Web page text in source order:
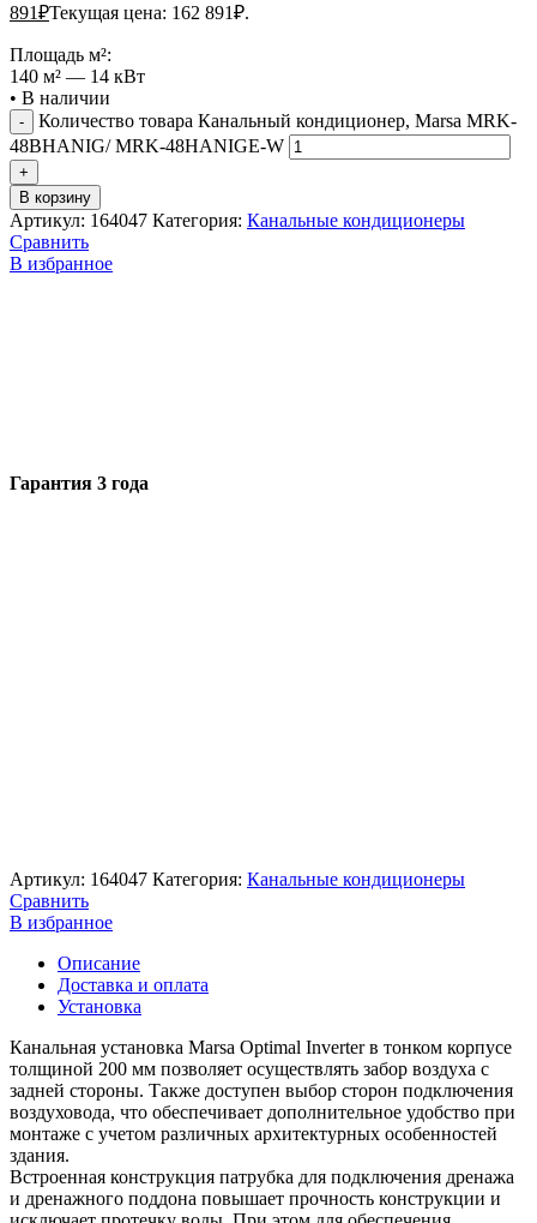
891₽Текущая цена: 162 891₽.
Площадь м²:
140 м² — 14 кВт
• В наличии
Количество товара Канальный кондиционер, Marsa MRK-
48BHANIG/ MRK-48HANIGE-W
В корзину
Артикул: 164047 Категория: Канальные кондиционеры
Сравнить
В избранное
Гарантия 3 года
Артикул: 164047 Категория: Канальные кондиционеры
Сравнить
В избранное
Описание
Доставка и оплата
Установка
Канальная установка Marsa Optimal Inverter в тонком корпусе
толщиной 200 мм позволяет осуществлять забор воздуха с
задней стороны. Также доступен выбор сторон подключения
воздуховода, что обеспечивает дополнительное удобство при
монтаже с учетом различных архитектурных особенностей
здания.
Встроенная конструкция патрубка для подключения дренажа
и дренажного поддона повышает прочность конструкции и